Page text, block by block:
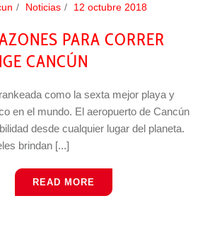
Noticias 12 octubre 2018
PARA CORRER
CANCÚN
como la sexta mejor playa y
en el mundo. El aeropuerto de Cancún
desde cualquier lugar del planeta.
brindan [...]
READ MORE